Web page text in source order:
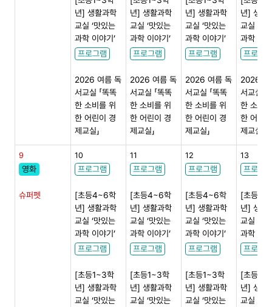
년] 생활과학
교실 ‘맛있는
과학 이야기’
프로그램
2026 여름 독
서교실 「똑똑
한 소비를 위
한 어린이 경
제교실」
년] 생활과학
교실 ‘맛있는
과학 이야기’
프로그램
2026 여름 독
서교실 「똑똑
한 소비를 위
한 어린이 경
제교실」
년] 생활과학
교실 ‘맛있는
과학 이야기’
프로그램
2026 여름 독
서교실 「똑똑
한 소비를 위
한 어린이 경
제교실」
년] 생활
교실 ‘맛
과학 이야
프로그램
2026 여
서교실 「
한 소비
한 어린
제교실」
9
영화
슈퍼펫
10
프로그램
[초등4~6학
년] 생활과학
교실 ‘맛있는
과학 이야기’
프로그램
[초등1~3학
년] 생활과학
교실 ‘맛있는
11
프로그램
[초등4~6학
년] 생활과학
교실 ‘맛있는
과학 이야기’
프로그램
[초등1~3학
년] 생활과학
교실 ‘맛있는
12
프로그램
[초등4~6학
년] 생활과학
교실 ‘맛있는
과학 이야기’
프로그램
[초등1~3학
년] 생활과학
교실 ‘맛있는
13
프로그램
[초등
년] 생활
교실 ‘맛
과학 이야
프로그램
[초등
년] 생활
교실 ‘맛